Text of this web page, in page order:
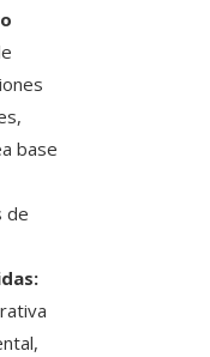
base
de